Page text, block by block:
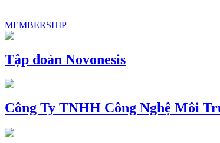
MEMBERSHIP
Tập đoàn Novonesis
Công Ty TNHH Công Nghệ Môi